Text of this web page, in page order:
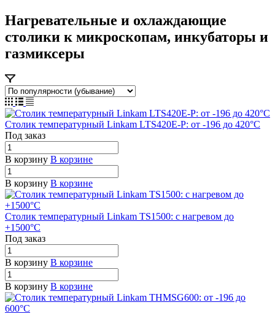
Нагревательные и охлаждающие
столики к микроскопам, инкубаторы и
газмиксеры
Столик температурный Linkam LTS420E-P: от -196 до 420°C
Под заказ
В корзину В корзине
В корзину В корзине
Столик температурный Linkam TS1500: с нагревом до
+1500°C
Под заказ
В корзину В корзине
В корзину В корзине